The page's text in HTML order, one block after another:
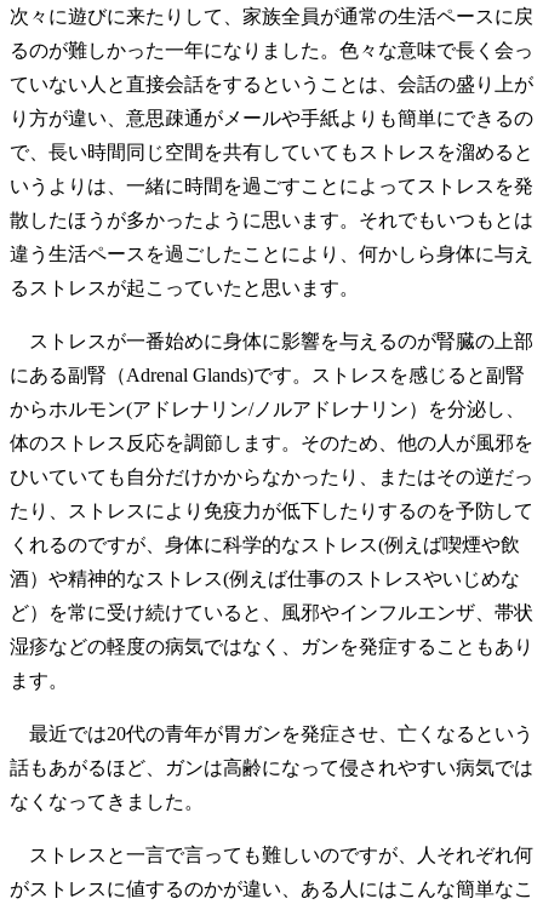
次々に遊びに来たりして、家族全員が通常の生活ペースに戻
るのが難しかった一年になりました。色々な意味で長く会っ
ていない人と直接会話をするということは、会話の盛り上が
り方が違い、意思疎通がメールや手紙よりも簡単にできるの
で、長い時間同じ空間を共有していてもストレスを溜めると
いうよりは、一緒に時間を過ごすことによってストレスを発
散したほうが多かったように思います。それでもいつもとは
違う生活ペースを過ごしたことにより、何かしら身体に与え
るストレスが起こっていたと思います。
ストレスが一番始めに身体に影響を与えるのが腎臓の上部
にある副腎（Adrenal Glands)です。ストレスを感じると副腎
からホルモン(アドレナリン/ノルアドレナリン）を分泌し、
体のストレス反応を調節します。そのため、他の人が風邪を
ひいていても自分だけかからなかったり、またはその逆だっ
たり、ストレスにより免疫力が低下したりするのを予防して
くれるのですが、身体に科学的なストレス(例えば喫煙や飲
酒）や精神的なストレス(例えば仕事のストレスやいじめな
ど）を常に受け続けていると、風邪やインフルエンザ、帯状
湿疹などの軽度の病気ではなく、ガンを発症することもあり
ます。
最近では20代の青年が胃ガンを発症させ、亡くなるという
話もあがるほど、ガンは高齢になって侵されやすい病気では
なくなってきました。
ストレスと一言で言っても難しいのですが、人それぞれ何
がストレスに値するのかが違い、ある人にはこんな簡単なこ